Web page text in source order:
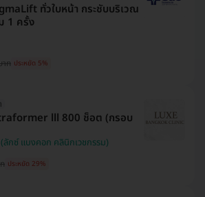
ทั่วใบหน้า กระชับบริเวณ
1 ครั้ง
ท ประหยัด 5%
lll 800 ช็อต (กรอบ
กซ์ แบงคอก คลินิกเวชกรรม)
ประหยัด 29%